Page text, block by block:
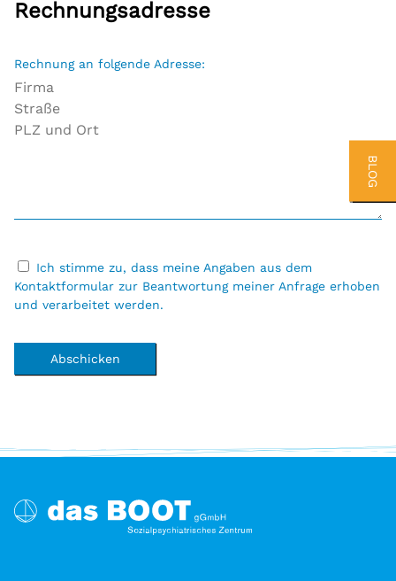
BLOG
Rechnungsadresse
Rechnung an folgende Adresse:
Ich stimme zu, dass meine Angaben aus dem
Kontaktformular zur Beantwortung meiner Anfrage erhoben
und verarbeitet werden.
Abschicken